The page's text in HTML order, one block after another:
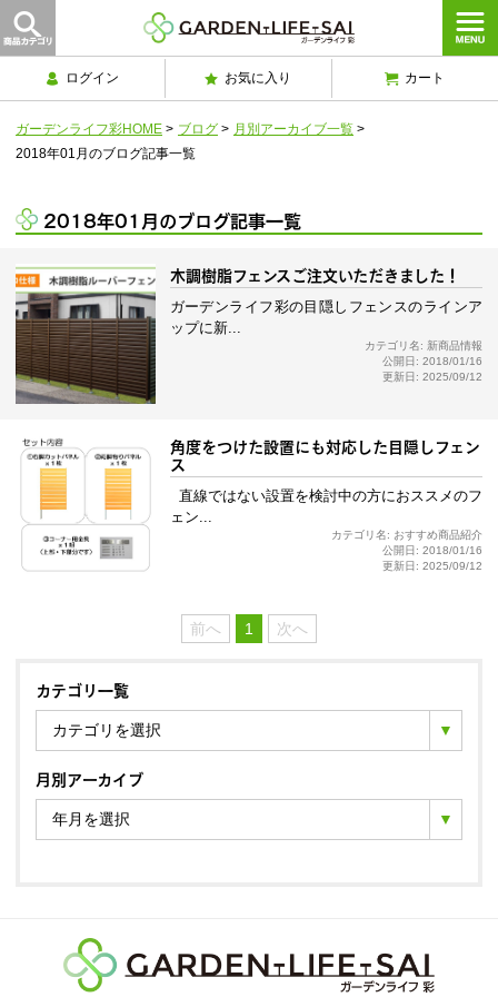
ログイン お気に入り カート
ガーデンライフ彩HOME > ブログ > 月別アーカイブ一覧 >
2018年01月のブログ記事一覧
2018年01月のブログ記事一覧
木調樹脂フェンスご注文いただきました！
ガーデンライフ彩の目隠しフェンスのラインア
ップに新...
カテゴリ名: 新商品情報
公開日: 2018/01/16
更新日: 2025/09/12
角度をつけた設置にも対応した目隠しフェン
ス
直線ではない設置を検討中の方におススメのフ
ェン...
カテゴリ名: おすすめ商品紹介
公開日: 2018/01/16
更新日: 2025/09/12
前へ 1 次へ
カテゴリ一覧
カテゴリを選択
月別アーカイブ
年月を選択